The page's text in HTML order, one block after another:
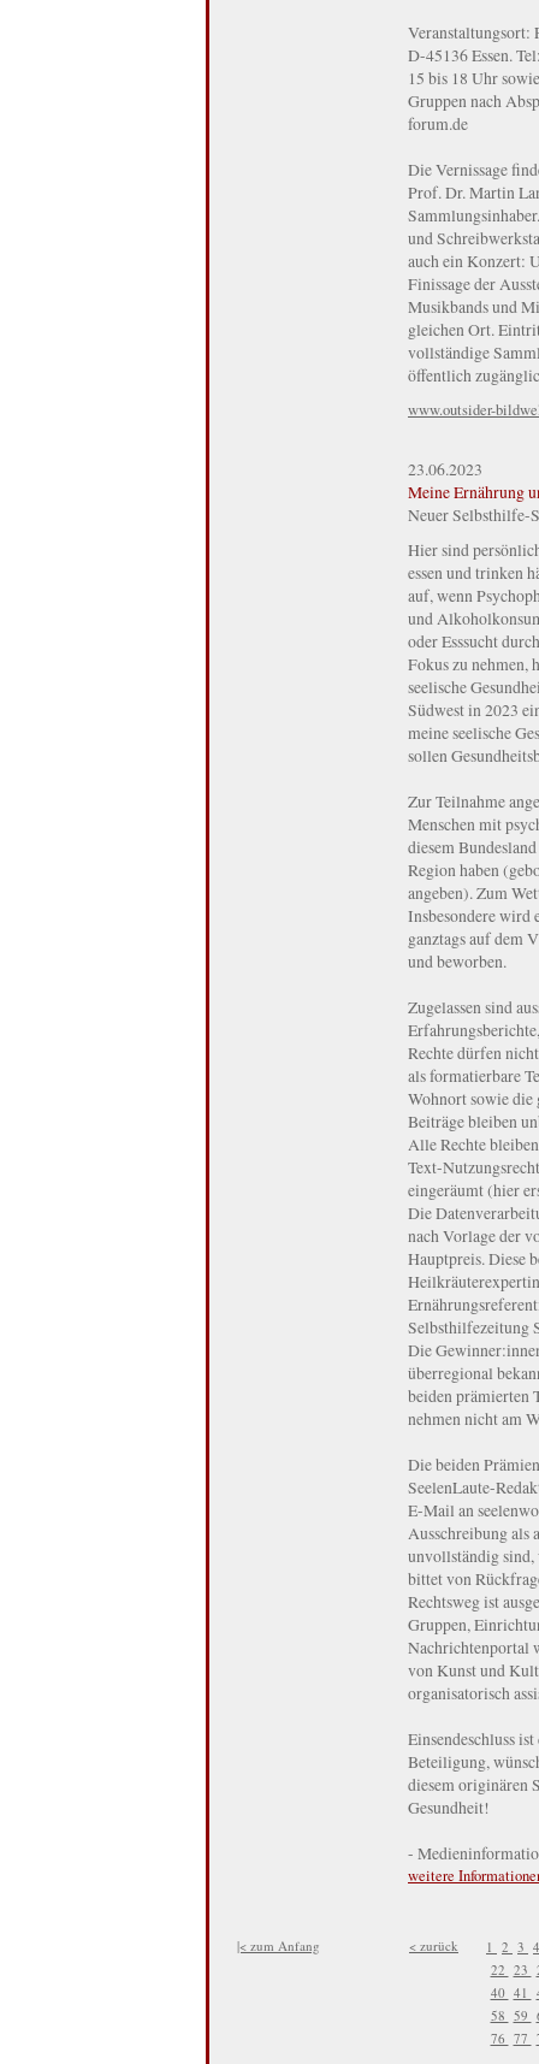
D-45136 Essen.
15 bis 18 Uhr
Gruppen nach
forum.de
Die Vernissage
Prof. Dr. Martin
und
auch ein Konzert:
Finissage der
Musikbands und
gleichen Ort.
vollständige
öffentlich
www.outsider-
23.06.2023
Meine Ernährung
Neuer Selbsthilfe-
Hier sind
essen und trinken
auf, wenn
und
oder Esssucht
Fokus zu
seelische
Südwest in 2023
meine seelische
sollen
Zur Teilnahme
Menschen mit
diesem
Region haben
angeben). Zum
Insbesondere wird
ganztags auf dem
und beworben.
Zugelassen sind
Rechte dürfen
als formatierbare
Wohnort sowie die
Beiträge bleiben
Alle Rechte
Text-
eingeräumt (hier
Die
nach Vorlage der
Hauptpreis. Diese
Selbsthilfezeitung
Die
überregional
beiden prämierten
nehmen nicht am
Die beiden
SeelenLaute-
E-Mail an
Ausschreibung als
unvollständig sind,
bittet von
Rechtsweg ist
Gruppen,
Nachrichtenportal
von Kunst und
organisatorisch
Einsendeschluss
Beteiligung,
diesem originären
Gesundheit!
-
weitere
|< zum Anfang < zurück 1 2 3
22 23
40 41
58 59
76 77